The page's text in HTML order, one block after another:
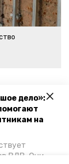
дело»:
на
ВДВ. Они
и
других